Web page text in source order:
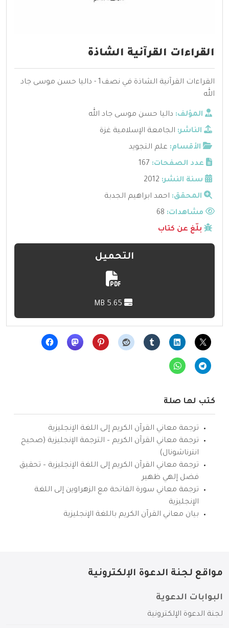
القراءات القرآنية الشاذة
القراءات القرآنية الشاذة في نصف1 - داليا حسن موسى جاد
الله
المؤلف: داليا حسن موسى جاد الله
الناشر: الجامعة الإسلامية غزة
الأقسام: علم التجويد
عدد الصفحات: 167
سنة النشر: 2012
المحقق: احمد ابراهيم الجدبة
مشاهدات:
بلّغ عن كتاب
التحميل
كتب لها صلة
ترجمة معاني القرآن الكريم إلى اللغة الإنجليزية
ترجمة معاني القرآن الكريم – الترجمة الإنجليزية (صحيح
انترناشونال)
ترجمة معاني القرآن الكريم إلى اللغة الإنجليزية – تحقيق
فضل إلهي ظهير
ترجمة معاني سورة الفاتحة مع الزهراوين إلى اللغة
الإنجليزية
بيان معاني القرآن الكريم باللغة الإنجليزية
مواقع لجنة الدعوة الإلكترونية
البوابات الدعوية
لجنة الدعوة الإلكترونية